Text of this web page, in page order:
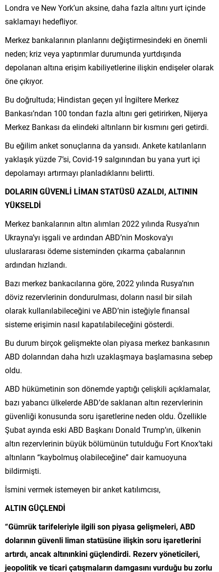
Londra ve New York’un aksine, daha fazla altını yurt içinde
saklamayı hedefliyor.
Merkez bankalarının planlarını değiştirmesindeki en önemli
neden; kriz veya yaptırımlar durumunda yurtdışında
depolanan altına erişim kabiliyetlerine ilişkin endişeler olarak
öne çıkıyor.
Bu doğrultuda; Hindistan geçen yıl İngiltere Merkez
Bankası’ndan 100 tondan fazla altını geri getirirken, Nijerya
Merkez Bankası da elindeki altınların bir kısmını geri getirdi.
Bu eğilim anket sonuçlarına da yansıdı. Ankete katılanların
yaklaşık yüzde 7’si, Covid-19 salgınından bu yana yurt içi
depolamayı artırmayı planladıklarını belirtti.
DOLARIN GÜVENLİ LİMAN STATÜSÜ AZALDI, ALTININ
YÜKSELDİ
Merkez bankalarının altın alımları 2022 yılında Rusya’nın
Ukrayna’yı işgali ve ardından ABD’nin Moskova’yı
uluslararası ödeme sisteminden çıkarma çabalarının
ardından hızlandı.
Bazı merkez bankacılarına göre, 2022 yılında Rusya’nın
döviz rezervlerinin dondurulması, doların nasıl bir silah
olarak kullanılabileceğini ve ABD’nin isteğiyle finansal
sisteme erişimin nasıl kapatılabileceğini gösterdi.
Bu durum birçok gelişmekte olan piyasa merkez bankasının
ABD dolarından daha hızlı uzaklaşmaya başlamasına sebep
oldu.
ABD hükümetinin son dönemde yaptığı çelişkili açıklamalar,
bazı yabancı ülkelerde ABD’de saklanan altın rezervlerinin
güvenliği konusunda soru işaretlerine neden oldu. Özellikle
Şubat ayında eski ABD Başkanı Donald Trump’ın, ülkenin
altın rezervlerinin büyük bölümünün tutulduğu Fort Knox’taki
altınların “kaybolmuş olabileceğine” dair kamuoyuna
bildirmişti.
İsmini vermek istemeyen bir anket katılımcısı,
ALTIN GÜÇLENDİ
“Gümrük tarifeleriyle ilgili son piyasa gelişmeleri, ABD
dolarının güvenli liman statüsüne ilişkin soru işaretlerini
artırdı, ancak altınınkini güçlendirdi. Rezerv yöneticileri,
jeopolitik ve ticari çatışmaların damgasını vurduğu bu zorlu